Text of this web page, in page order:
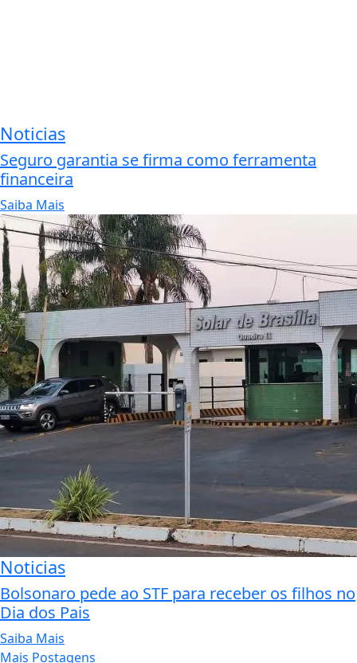
Noticias
Seguro garantia se firma como ferramenta
financeira
Saiba Mais
Noticias
Bolsonaro pede ao STF para receber os filhos no
Dia dos Pais
Saiba Mais
Mais Postagens